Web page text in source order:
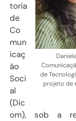
de
projeto de
toria
de
Co
mun
icaç
ão
Soci
al
(Dic
om), sob a